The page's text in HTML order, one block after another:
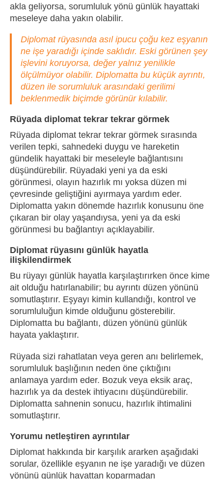
akla geliyorsa, sorumluluk yönü günlük hayattaki
meseleye daha yakın olabilir.
Diplomat rüyasında asıl ipucu çoğu kez eşyanın
ne işe yaradığı içinde saklıdır. Eski görünen şey
işlevini koruyorsa, değer yalnız yenilikle
ölçülmüyor olabilir. Diplomatta bu küçük ayrıntı,
düzen ile sorumluluk arasındaki gerilimi
beklenmedik biçimde görünür kılabilir.
Rüyada diplomat tekrar tekrar görmek
Rüyada diplomat tekrar tekrar görmek sırasında
verilen tepki, sahnedeki duygu ve hareketin
gündelik hayattaki bir meseleyle bağlantısını
düşündürebilir. Rüyadaki yeni ya da eski
görünmesi, olayın hazırlık mı yoksa düzen mi
çevresinde geliştiğini ayırmaya yardım eder.
Diplomatta yakın dönemde hazırlık konusunu öne
çıkaran bir olay yaşandıysa, yeni ya da eski
görünmesi bu bağlantıyı açıklayabilir.
Diplomat rüyasını günlük hayatla
ilişkilendirmek
Bu rüyayı günlük hayatla karşılaştırırken önce kime
ait olduğu hatırlanabilir; bu ayrıntı düzen yönünü
somutlaştırır. Eşyayı kimin kullandığı, kontrol ve
sorumluluğun kimde olduğunu gösterebilir.
Diplomatta bu bağlantı, düzen yönünü günlük
hayata yaklaştırır.
Rüyada sizi rahatlatan veya geren anı belirlemek,
sorumluluk başlığının neden öne çıktığını
anlamaya yardım eder. Bozuk veya eksik araç,
hazırlık ya da destek ihtiyacını düşündürebilir.
Diplomatta sahnenin sonucu, hazırlık ihtimalini
somutlaştırır.
Yorumu netleştiren ayrıntılar
Diplomat hakkında bir karşılık ararken aşağıdaki
sorular, özellikle eşyanın ne işe yaradığı ve düzen
yönünü günlük hayattan koparmadan